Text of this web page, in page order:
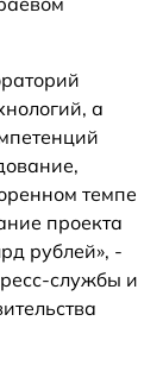
а
темпе
проекта
рублей», -
службы и